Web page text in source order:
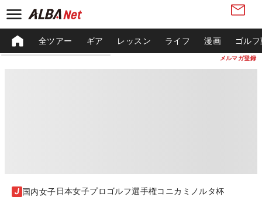
メルマガ登録
全ツアー ギア レッスン ライフ 漫画 ゴル
国内女子日本女子プロゴルフ選手権コニカミノルタ杯